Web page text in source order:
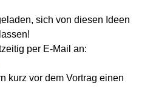
sich von diesen Ideen
per E-Mail an:
kurz vor dem Vortrag einen